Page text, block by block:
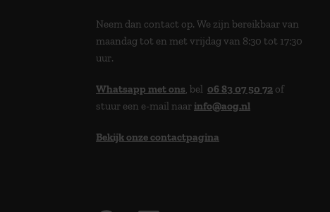
Neem dan contact op. We zijn bereikbaar van
maandag tot en met vrijdag van 8:30 tot 17:30
uur.
Whatsapp met ons, bel 06 83 07 50 72 of
stuur een e-mail naarinfo@aog.nl
Bekijk onze contactpagina